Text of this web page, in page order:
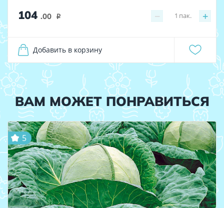
104 .00 i − +
1 пак.
Добавить в корзину
ВАМ МОЖЕТ ПОНРАВИТЬСЯ
5